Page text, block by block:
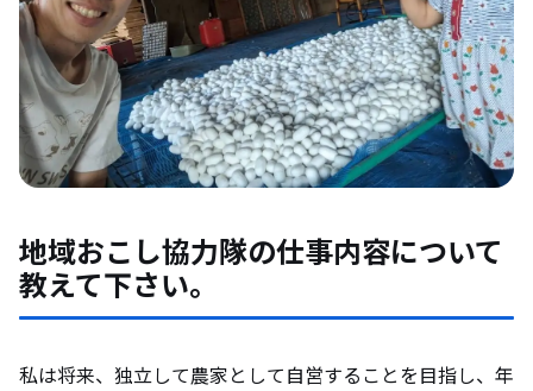
地域おこし協力隊の仕事内容について
教えて下さい。
私は将来、独立して農家として自営することを目指し、年